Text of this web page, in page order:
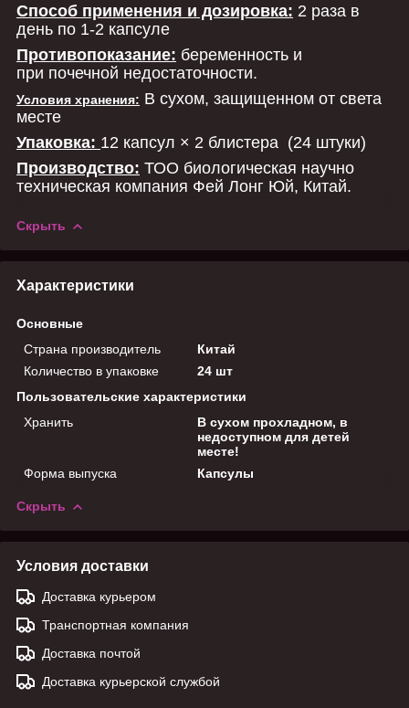
Способ применения и дозировка: 2 раза в
день по 1-2 капсуле
Противопоказание: беременность и
при почечной недостаточности.
Условия хранения: В сухом, защищенном от света
месте
Упаковка: 12 капсул × 2 блистера (24 штуки)
Производство: ТОО биологическая научно
техническая компания Фей Лонг Юй, Китай.
Скрыть
Характеристики
Основные
Страна производитель
Китай
Количество в упаковке
24 шт
Пользовательские характеристики
Хранить
В сухом прохладном, в
недоступном для детей
месте!
Форма выпуска
Капсулы
Скрыть
Условия доставки
Доставка курьером
Транспортная компания
Доставка почтой
Доставка курьерской службой